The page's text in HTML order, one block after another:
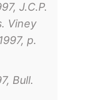
J.C.P.
Viney
p.
Bull.